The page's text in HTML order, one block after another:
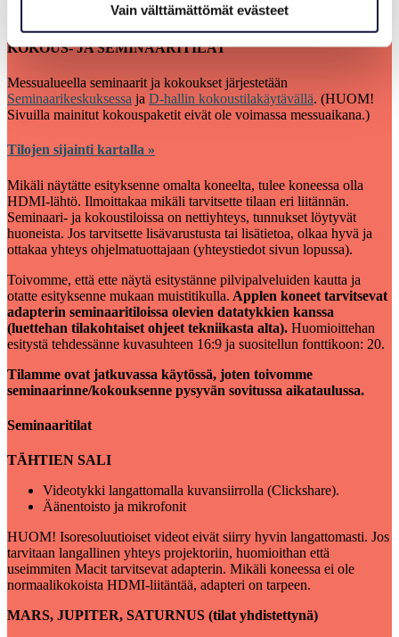
Vain välttämättömät evästeet
KOKOUS- JA SEMINAARITILAT
Messualueella seminaarit ja kokoukset järjestetään
Seminaarikeskuksessa ja D-hallin kokoustilakäytävällä. (HUOM!
Sivuilla mainitut kokouspaketit eivät ole voimassa messuaikana.)
Tilojen sijainti kartalla »
Mikäli näytätte esityksenne omalta koneelta, tulee koneessa olla
HDMI-lähtö. Ilmoittakaa mikäli tarvitsette tilaan eri liitännän.
Seminaari- ja kokoustiloissa on nettiyhteys, tunnukset löytyvät
huoneista. Jos tarvitsette lisävarustusta tai lisätietoa, olkaa hyvä ja
ottakaa yhteys ohjelmatuottajaan (yhteystiedot sivun lopussa).
Toivomme, että ette näytä esitystänne pilvipalveluiden kautta ja
otatte esityksenne mukaan muistitikulla. Applen koneet tarvitsevat
adapterin seminaaritiloissa olevien datatykkien kanssa
(luettehan tilakohtaiset ohjeet tekniikasta alta). Huomioittehan
esitystä tehdessänne kuvasuhteen 16:9 ja suositellun fonttikoon: 20.
Tilamme ovat jatkuvassa käytössä, joten toivomme
seminaarinne/kokouksenne pysyvän sovitussa aikataulussa.
Seminaaritilat
TÄHTIEN SALI
Videotykki langattomalla kuvansiirrolla (Clickshare).
Äänentoisto ja mikrofonit
HUOM! Isoresoluutioiset videot eivät siirry hyvin langattomasti. Jos
tarvitaan langallinen yhteys projektoriin, huomioithan että
useimmiten Macit tarvitsevat adapterin. Mikäli koneessa ei ole
normaalikokoista HDMI-liitäntää, adapteri on tarpeen.
MARS, JUPITER, SATURNUS (tilat yhdistettynä)